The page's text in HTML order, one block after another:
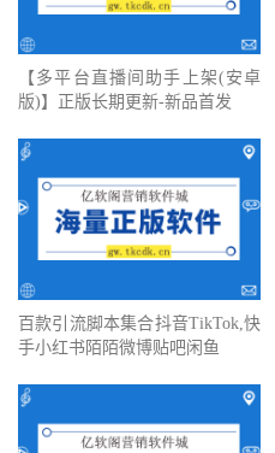
【多平台直播间助手上架(安卓
版)】正版长期更新-新品首发
百款引流脚本集合抖音TikTok,快
手小红书陌陌微博贴吧闲鱼